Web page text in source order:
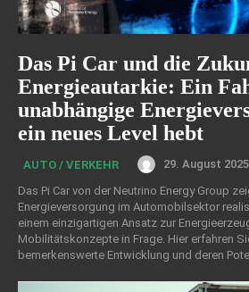
Das Pi Car und die
Energieautarkie: Ein
unabhängige
ein neues Level hebt
AUTO / VERKEHR
29. August 2025
Das Pi Car von der Neutrino Energy Group
Energieversorgung im Automobilsektor
einem einzigartigen Ansatz zur
Mobilitätskonzepte in Frage. Hier erfahren
bemerkenswerte Entwicklung und deren